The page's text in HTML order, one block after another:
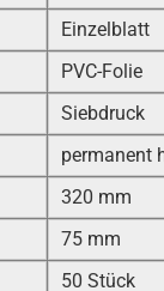
Einzelblatt
PVC-Folie
Siebdruck
permanent
320 mm
75 mm
50 Stück